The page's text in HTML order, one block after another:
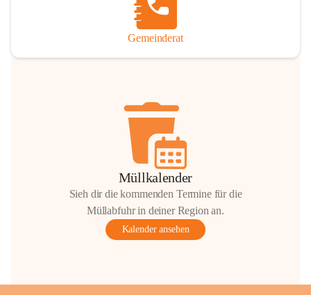
Gemeinderat
Müllkalender
Sieh dir die kommenden Termine für die
Müllabfuhr in deiner Region an.
Kalender ansehen